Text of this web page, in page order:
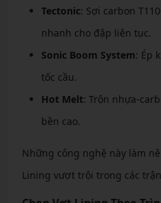
Tectonic: Sợi carbon
nhanh cho đập liên tục.
Sonic Boom System: Ép
tốc cầu.
Hot Melt: Trộn nhựa-
bền cao.
Những công nghệ này làm
Lining vượt trội trong các